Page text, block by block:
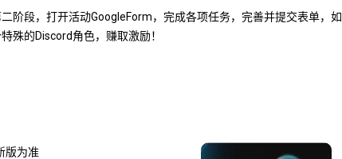
二阶段，打开活动GoogleForm，完成各项任务，完善并提交表单，如
殊的Discord角色，赚取激励！
版为准